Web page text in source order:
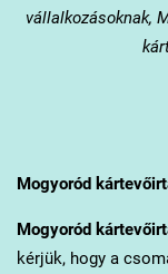
vállalkozásoknak,
Mogyoród
Mogyoród
kérjük, hogy a